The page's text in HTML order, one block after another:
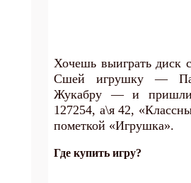
Хочешь выиграть диск
Сшей игрушку —
Жукабру — и пришли
127254, а\я 42,
пометкой «Игрушка».
Где купить игру?